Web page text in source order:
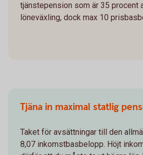
tjänstepension som är 35 procent
löneväxling, dock max 10
Tjäna in maximal statlig
Taket för avsättningar till den
8,07 inkomstbasbelopp. Höjt